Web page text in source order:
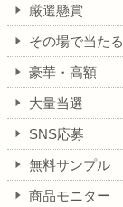
厳選懸賞
その場で当たる
豪華・高額
大量当選
SNS応募
無料サンプル
商品モニター